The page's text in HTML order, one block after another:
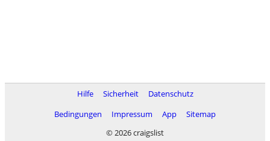
Hilfe Sicherheit
Datenschutz
Bedingungen
Impressum App
Sitemap
© 2026 craigslist